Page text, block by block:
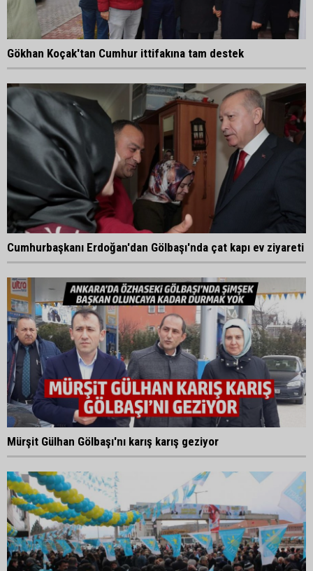
Gökhan Koçak'tan Cumhur ittifakına tam destek
Cumhurbaşkanı Erdoğan'dan Gölbaşı'nda çat kapı ev ziyareti
Mürşit Gülhan Gölbaşı'nı karış karış geziyor